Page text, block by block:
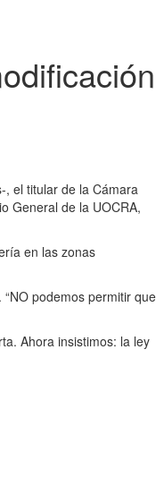
el titular de la Cámara
General de la UOCRA,
en las zonas
podemos permitir que
Ahora insistimos: la ley